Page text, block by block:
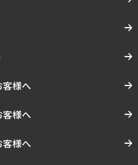
様へ
様へ
様へ